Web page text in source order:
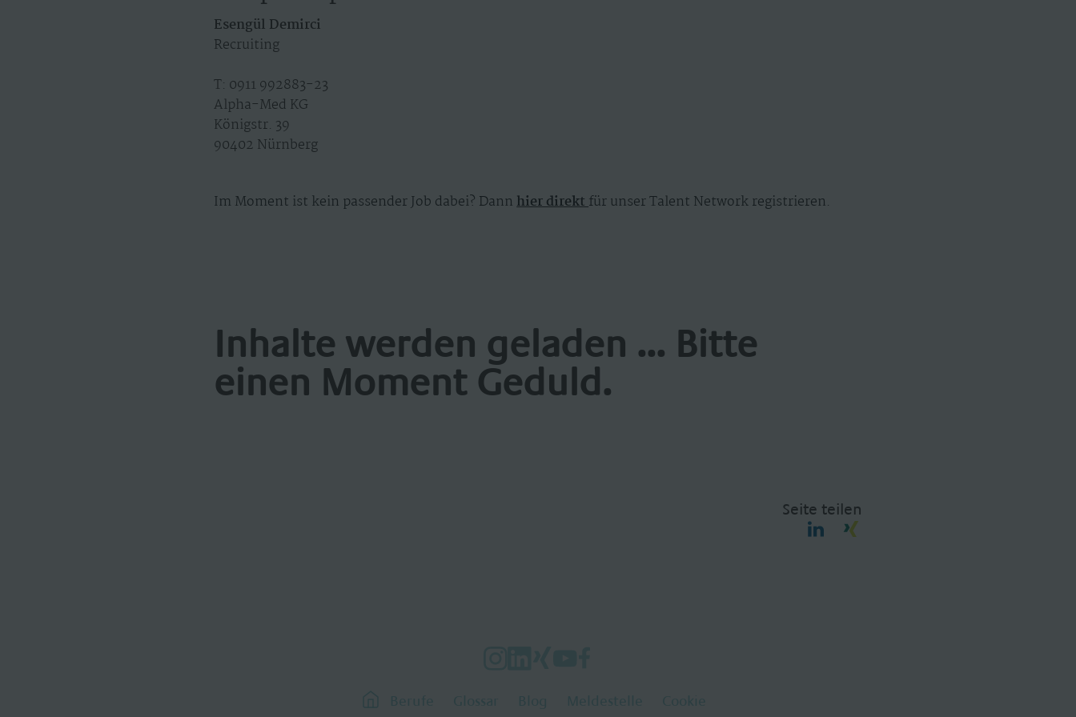
Esengül Demirci
Recruiting
T: 0911 992883-23
Alpha-Med KG
Königstr. 39
90402 Nürnberg
Im Moment ist kein passender Job dabei? Dannhier direktfür unser Talent Network registrieren.
Inhalte werden geladen ... Bitte
einen Moment Geduld.
Seite teilen